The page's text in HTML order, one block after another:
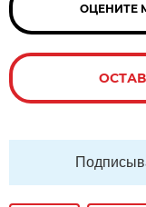
ОЦЕНИТЕ